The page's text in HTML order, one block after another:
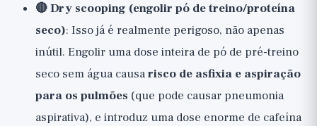
🔴 Dry scooping (engolir pó de treino/proteína
seco): Isso já é realmente perigoso, não apenas
inútil. Engolir uma dose inteira de pó de pré-treino
seco sem água causarisco de asfixia e aspiração
para os pulmões (que pode causar pneumonia
aspirativa), e introduz uma dose enorme de cafeína